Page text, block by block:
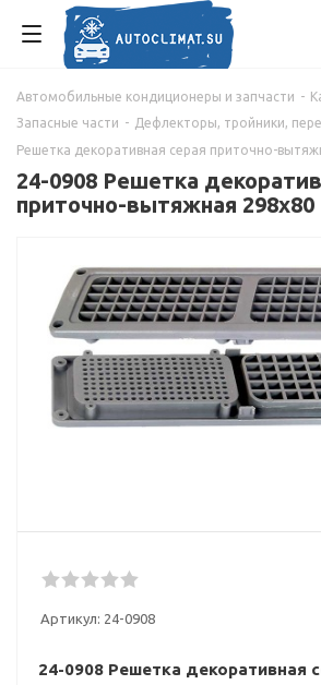
Автомобильные кондиционеры и запчасти -
Запасные части - Дефлекторы, тройники,
Решетка декоративная серая приточно-
24-0908 Решетка
приточно-вытяжная 298х80
Артикул: 24-0908
24-0908 Решетка декоративная